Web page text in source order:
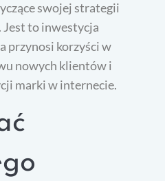
swojej strategii
to inwestycja
przynosi korzyści w
nowych klientów i
marki w internecie.